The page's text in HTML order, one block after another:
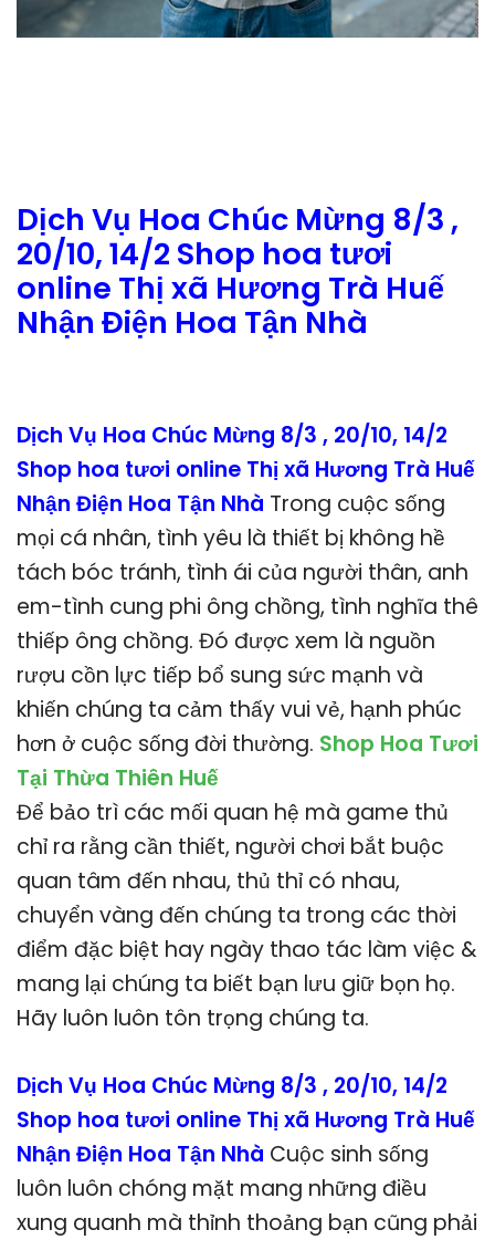
Dịch Vụ Hoa Chúc Mừng 8/3 ,
20/10, 14/2 Shop hoa tươi
online Thị xã Hương Trà Huế
Nhận Điện Hoa Tận Nhà
Dịch Vụ Hoa Chúc Mừng 8/3 , 20/10, 14/2
Shop hoa tươi online Thị xã Hương Trà Huế
Nhận Điện Hoa Tận Nhà Trong cuộc sống
mọi cá nhân, tình yêu là thiết bị không hề
tách bóc tránh, tình ái của người thân, anh
em-tình cung phi ông chồng, tình nghĩa thê
thiếp ông chồng. Đó được xem là nguồn
rượu cồn lực tiếp bổ sung sức mạnh và
khiến chúng ta cảm thấy vui vẻ, hạnh phúc
hơn ở cuộc sống đời thường. Shop Hoa Tươi
Tại Thừa Thiên Huế
Để bảo trì các mối quan hệ mà game thủ
chỉ ra rằng cần thiết, người chơi bắt buộc
quan tâm đến nhau, thủ thỉ có nhau,
chuyển vàng đến chúng ta trong các thời
điểm đặc biệt hay ngày thao tác làm việc &
mang lại chúng ta biết bạn lưu giữ bọn họ.
Hãy luôn luôn tôn trọng chúng ta.
Dịch Vụ Hoa Chúc Mừng 8/3 , 20/10, 14/2
Shop hoa tươi online Thị xã Hương Trà Huế
Nhận Điện Hoa Tận Nhà Cuộc sinh sống
luôn luôn chóng mặt mang những điều
xung quanh mà thỉnh thoảng bạn cũng phải